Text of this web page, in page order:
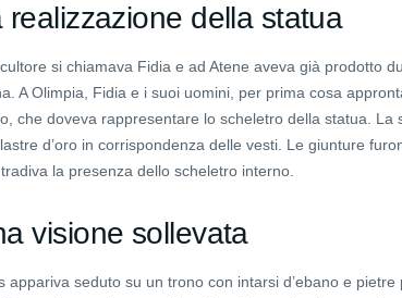
realizzazione della statua
si chiamava Fidia e ad Atene aveva già prodotto
A Olimpia, Fidia e i suoi uomini, per prima cosa
che doveva rappresentare lo scheletro della statua. La
d’oro in corrispondenza delle vesti. Le giunture
la presenza dello scheletro interno.
visione sollevata
appariva seduto su un trono con intarsi d’ebano e